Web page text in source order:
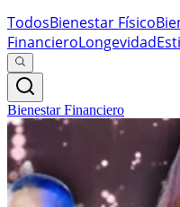
TodosBienestar Físico
FinancieroLongevidad
Bienestar Financiero